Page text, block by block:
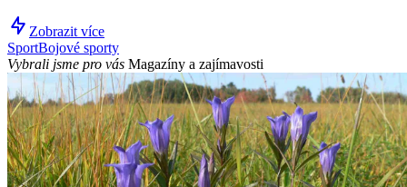
Zobrazit více
SportBojové sporty
Vybrali jsme pro vás Magazíny a zajímavosti